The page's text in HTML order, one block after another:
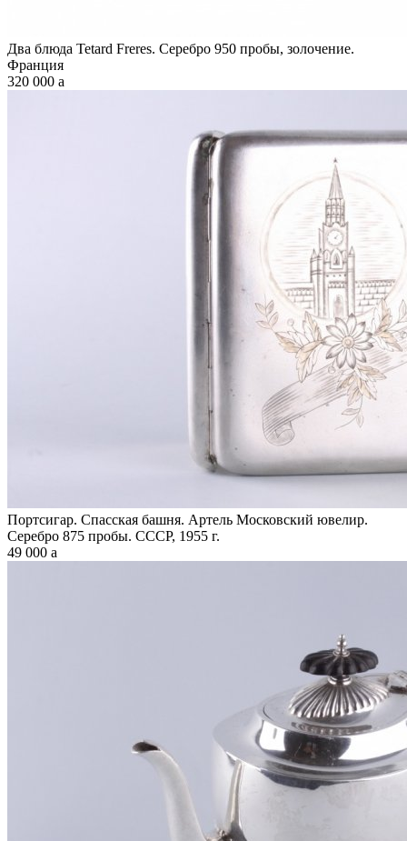
Два блюда Tetard Freres. Серебро 950 пробы, золочение.
Франция
320 000 a
Портсигар. Спасская башня. Артель Московский ювелир.
Серебро 875 пробы. СССР, 1955 г.
49 000 a